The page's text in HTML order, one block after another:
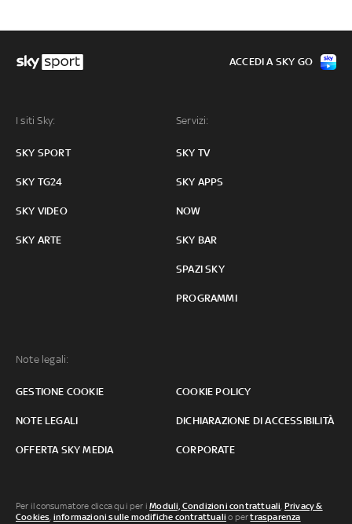
I siti Sky:
SKY SPORT
SKY TG24
SKY VIDEO
SKY ARTE
Servizi:
SKY TV
SKY APPS
NOW
SKY BAR
SPAZI SKY
PROGRAMMI
Note legali:
GESTIONE COOKIE COOKIE POLICY
NOTE LEGALI DICHIARAZIONE DI ACCESSIBILITÀ
OFFERTA SKY MEDIA CORPORATE
ACCEDI A SKY GO
Per il consumatore clicca qui per iModuli, Condizioni contrattuali, Privacy &
Cookies, informazioni sulle modifiche contrattuali o pertrasparenza